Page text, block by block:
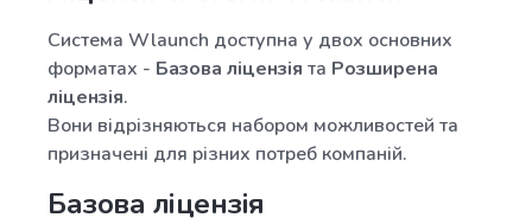
Система Wlaunch доступна у двох основних
форматах - Базова ліцензія та Розширена
ліцензія.
Вони відрізняються набором можливостей та
призначені для різних потреб компаній.
Базова ліцензія